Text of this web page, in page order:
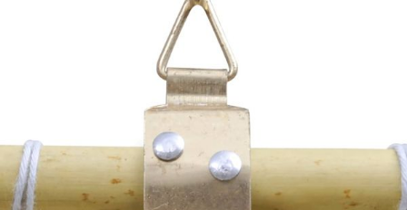
Предоставената таблица е с информационна цел.
Добавете продукта в количката си с бутона "Добави в
количката" и при поръчка ще можете да изберете броя
Предоставената таблица е с информационна цел.
Добавете продукта в количката си с бутона "Добави в
количката" и при поръчка ще можете да изберете броя
вноски на кредита.